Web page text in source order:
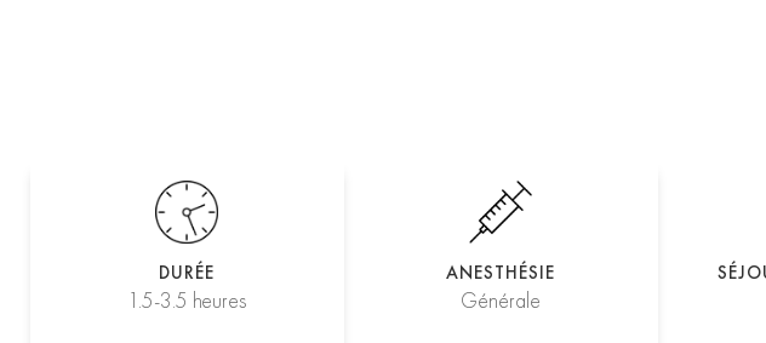
DURÉE
1.5-3.5 heures
ANESTHÉSIE
Générale